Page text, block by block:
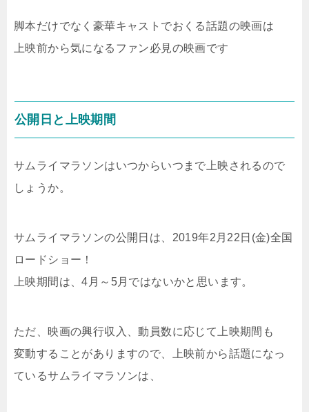
脚本だけでなく豪華キャストでおくる話題の映画は
上映前から気になるファン必見の映画です
公開日と上映期間
サムライマラソンはいつからいつまで上映されるので
しょうか。
サムライマラソンの公開日は、2019年2月22日(金)全国
ロードショー！
上映期間は、4月～5月ではないかと思います。
ただ、映画の興行収入、動員数に応じて上映期間も
変動することがありますので、上映前から話題になっ
ているサムライマラソンは、